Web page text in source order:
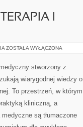
I
ANESTEZJOLOGIA
TERAPIA
I
ZOSTAŁA WYŁĄCZONA
stworzony z
wiarygodnej wiedzy o
To przestrzeń, w którym
kliniczną, a
są tłumaczone